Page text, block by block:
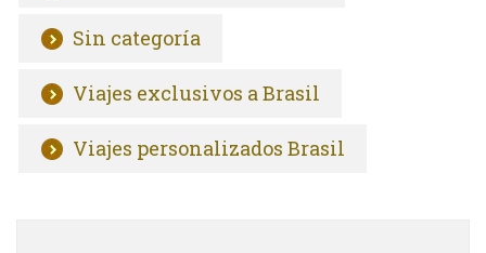
Sin categoría
Viajes exclusivos a Brasil
Viajes personalizados Brasil